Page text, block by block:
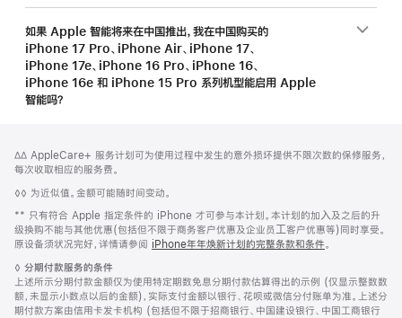
如果 Apple 智能将来在中国推出，我在中国购买的
iPhone 17 Pro、iPhone Air、iPhone 17、
iPhone 17e、iPhone 16 Pro、iPhone 16、
iPhone 16e 和 iPhone 15 Pro 系列机型能启用 Apple
智能吗？
页
页
脚
注
脚
注
∆∆ AppleCare+ 服务计划可为使用过程中发生的意外损坏提供不限次数的保修服务，
每次收取相应的服务费。
脚
◊◊ 为近似值。金额可能随时间变动。
脚
注
** 只有符合 Apple 指定条件的 iPhone 才可参与本计划。本计划的加⼊及之后的升
级换购不能与其他优惠(包括但不限于商务客户优惠及企业员⼯客户优惠等)同时享受。
原设备须状况完好，详情请参阅 iPhone年年焕新计划的完整条款和条件。
脚
注
◊ 分期付款服务的条件
上述所示分期付款金额仅为使用特定期数免息分期付款估算得出的示例 (仅显示整数数
额，未显示小数点以后的金额)，实际支付金额以银行、花呗或微信分付账单为准。上述分
期付款方案由信用卡发卡机构 (包括但不限于招商银行、中国建设银行、中国工商银行